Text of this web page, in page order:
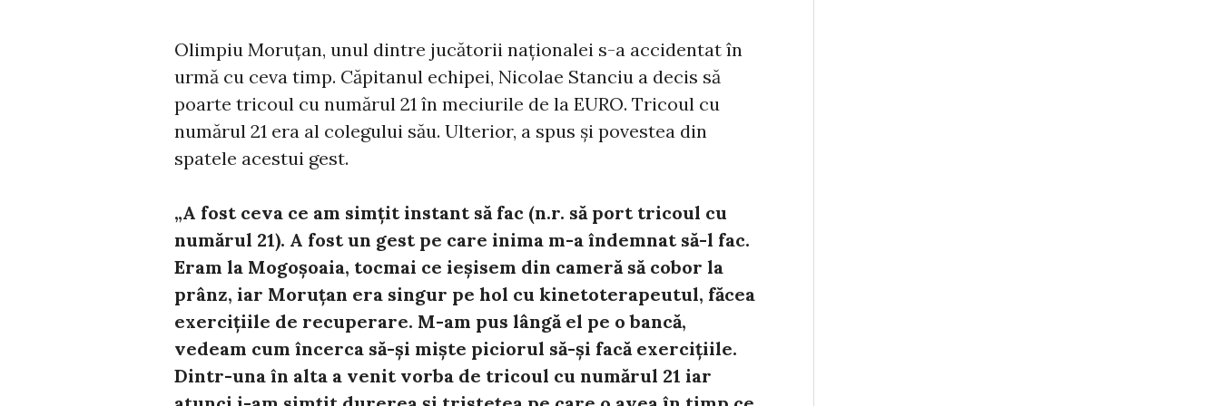
Olimpiu Moruțan, unul dintre jucătorii naționalei s-a accidentat în
urmă cu ceva timp. Căpitanul echipei, Nicolae Stanciu a decis să
poarte tricoul cu numărul 21 în meciurile de la EURO. Tricoul cu
numărul 21 era al colegului său. Ulterior, a spus și povestea din
spatele acestui gest.
„A fost ceva ce am simțit instant să fac (n.r. să port tricoul cu
numărul 21). A fost un gest pe care inima m-a îndemnat să-l fac.
Eram la Mogoșoaia, tocmai ce ieșisem din cameră să cobor la
prânz, iar Moruțan era singur pe hol cu kinetoterapeutul, făcea
exercițiile de recuperare. M-am pus lângă el pe o bancă,
vedeam cum încerca să-și miște piciorul să-și facă exercițiile.
Dintr-una în alta a venit vorba de tricoul cu numărul 21 iar